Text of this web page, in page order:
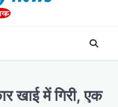
खाई में गिरी, एक